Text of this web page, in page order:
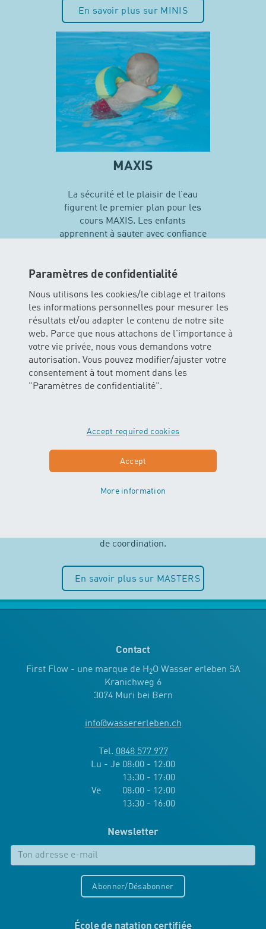
Paramètres de confidentialité
Nous utilisons les cookies/le ciblage et traitons
les informations personnelles pour mesurer les
résultats et/ou adapter le contenu de notre site
web. Parce que nous attachons de l'importance à
votre vie privée, nous vous demandons votre
autorisation. Vous pouvez modifier/ajuster votre
consentement à tout moment dans les
"Paramètres de confidentialité".
Accept required cookies
Accept
More information
En savoir plus sur MINIS
MAXIS
La sécurité et le plaisir de l’eau
figurent le premier plan pour les
cours MAXIS. Les enfants
apprennent à sauter avec confiance
techniques de natation…
En savoir plus sur MAXIS
MASTERS
Indépendance et plaisir de l’eau sont
de coordination.
En savoir plus sur MASTERS
Contact
First Flow - une marque de H2O Wasser erleben SA
Kranichweg 6
3074 Muri bei Bern
info@wassererleben.ch
Tel. 0848 577 977
Lu - Je 08:00 - 12:00
13:30 - 17:00
Ve 08:00 - 12:00
13:30 - 16:00
Newsletter
Abonner/Désabonner
École de natation certifiée